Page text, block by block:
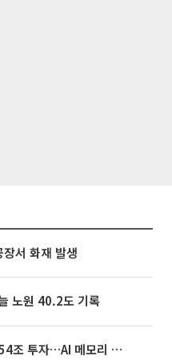
서 화재 발생
노원 40.2도 기록
SK하이닉스, 용인·청주에 54조 투자…AI 메모리 생산기지 키운다